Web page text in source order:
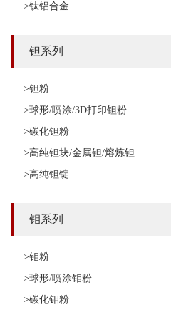
>钛铝合金
钽系列
>钽粉
>球形/喷涂/3D打印钽粉
>碳化钽粉
>高纯钽块/金属钽/熔炼钽
>高纯钽锭
钼系列
>钼粉
>球形/喷涂钼粉
>碳化钼粉